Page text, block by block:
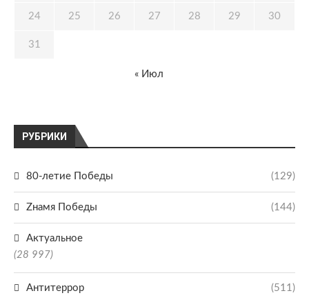
РУБРИКИ
80-летие Победы (129)
Zнамя Победы (144)
Актуальное
(28 997)
Антитеррор (511)
24 25 26 27 28 29 30
31
« Июл